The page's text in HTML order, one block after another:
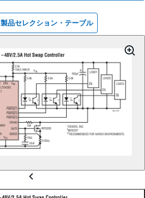
製品セレクション・テーブル